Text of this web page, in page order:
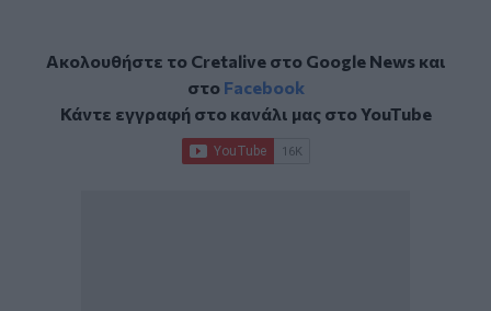
Ακολουθήστε το Cretalive στο Google Newsκαι
στο Facebook
Κάντε εγγραφή στο κανάλι μας στοYouTube